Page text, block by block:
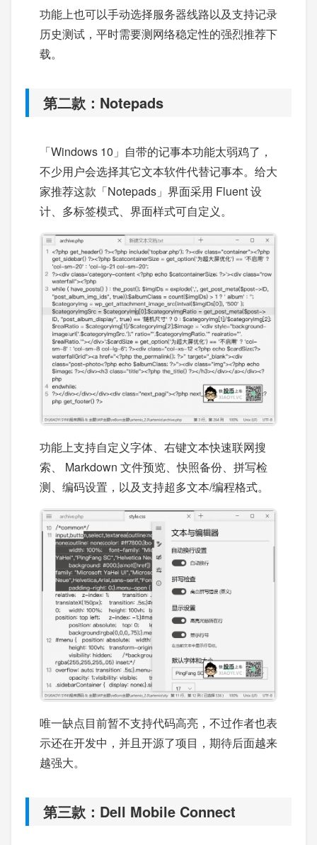
功能上也可以手动选择服务器线路以及支持记录
历史测试，平时需要测网络稳定性的强烈推荐下
载。
第二款：Notepads
「Windows 10」自带的记事本功能太弱鸡了，
不少用户会选择其它文本软件代替记事本。给大
家推荐这款「Notepads」界面采用 Fluent 设
计、多标签模式、界面样式可自定义。
功能上支持自定义字体、右键文本快速联网搜
索、 Markdown 文件预览、快照备份、拼写检
测、编码设置，以及支持超多文本/编程格式。
唯一缺点目前暂不支持代码高亮，不过作者也表
示还在开发中，并且开源了项目，期待后面越来
越强大。
第三款：Dell Mobile Connect